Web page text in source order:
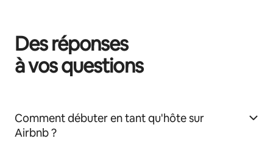
Des réponses
à vos questions
Comment débuter en tant qu'hôte sur
Airbnb ?